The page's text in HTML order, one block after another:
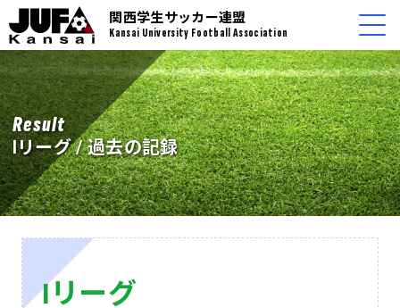
関西学生サッカー連盟
Kansai University Football Association
Result
Iリーグ / 過去の記録
Iリーグ